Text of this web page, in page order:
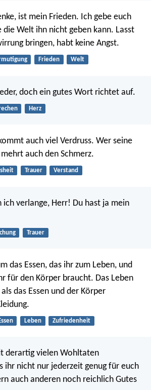
ist mein Frieden. Ich gebe euch
die Welt ihn nicht geben kann. Lasst
bringen, habt keine Angst.
Frieden Welt
doch ein gutes Wort richtet auf.
Herz
auch viel Verdruss. Wer seine
auch den Schmerz.
Trauer Verstand
verlange, Herr! Du hast ja mein
Trauer
das Essen, das ihr zum Leben, und
für den Körper braucht. Das Leben
das Essen und der Körper
Leben Zufriedenheit
derartig vielen Wohltaten
ihr nicht nur jederzeit genug für euch
auch anderen noch reichlich Gutes